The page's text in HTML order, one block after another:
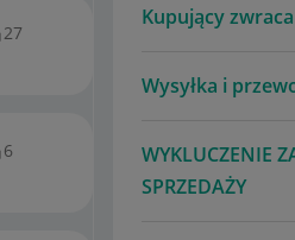
27
6
Kupujący
Wysyłka i
WYKLUCZENIE
SPRZEDAŻY